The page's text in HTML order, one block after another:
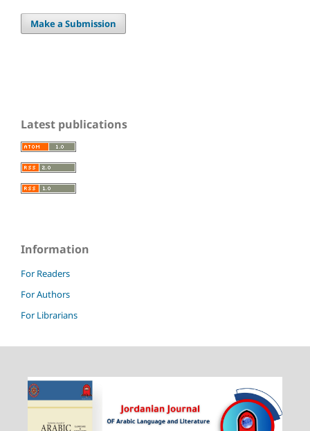
Make a Submission
Latest publications
Information
For Readers
For Authors
For Librarians